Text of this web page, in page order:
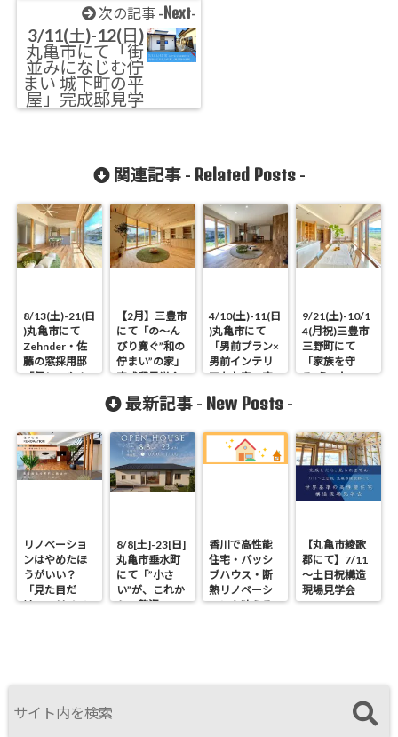
次の記事 - Next-
3/11(土)-12(日)
丸亀市にて「街
並みになじむ佇
まい 城下町の平
屋」完成邸見学
会
関連記事 - Related Posts-
8/13(土)-21(日
)丸亀市にて
Zehnder・佐
藤の窓採用邸
「優しいやさ
【2月】三豊市
にて「の～ん
びり寛ぐ”和の
佇まい”の家」
完成邸見学会
4/10(土)-11(日
)丸亀市にて
「男前プラン×
男前インテリ
アなお家」完
催！
9/21(土)-10/1
4(月祝)三豊市
三野町にて
「家族を守
る”うつわ”の
最新記事 - New Posts -
リノベーショ
ンはやめたほ
うがいい？
「見た目だ
け」のリノベ
8/8[土]-23[日]
丸亀市垂水町
にて「”小さ
い”が、これか
らの贅沢。」
香川で高性能
住宅・パッシ
ブハウス・断
熱リノベーシ
ョンを叶える
【丸亀市綾歌
郡にて】7/11
～土日祝構造
現場見学会